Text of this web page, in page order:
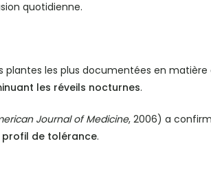
quotidienne.
plantes les plus documentées en matière
les réveils nocturnes.
Journal of Medicine, 2006) a
profil de tolérance.